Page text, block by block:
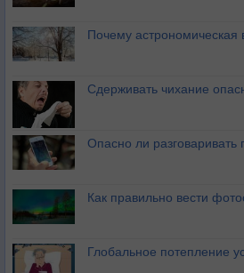
Почему астрономическая
Сдерживать чихание
Опасно ли
Как правильно вести
Глобальное потепление